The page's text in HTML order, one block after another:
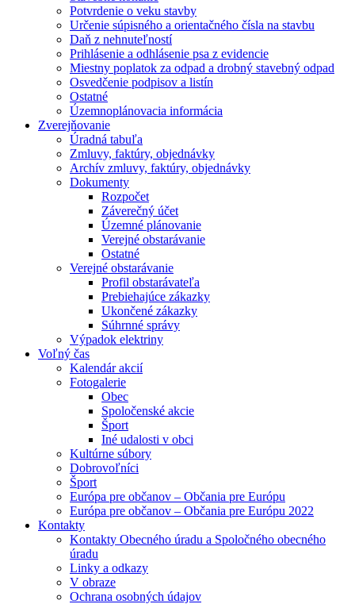
Potvrdenie o veku stavby
Určenie súpisného a orientačného čísla na stavbu
Daň z nehnuteľností
Prihlásenie a odhlásenie psa z evidencie
Miestny poplatok za odpad a drobný stavebný odpad
Osvedčenie podpisov a listín
Ostatné
Územnoplánovacia informácia
Zverejňovanie
Úradná tabuľa
Zmluvy, faktúry, objednávky
Archív zmluvy, faktúry, objednávky
Dokumenty
Rozpočet
Záverečný účet
Územné plánovanie
Verejné obstarávanie
Ostatné
Verejné obstarávanie
Profil obstarávateľa
Prebiehajúce zákazky
Ukončené zákazky
Súhrnné správy
Výpadok elektriny
Voľný čas
Kalendár akcií
Fotogalerie
Obec
Spoločenské akcie
Šport
Iné udalosti v obci
Kultúrne súbory
Dobrovoľníci
Šport
Európa pre občanov – Občania pre Európu
Európa pre občanov – Občania pre Európu 2022
Kontakty
Kontakty Obecného úradu a Spoločného obecného
úradu
Linky a odkazy
V obraze
Ochrana osobných údajov